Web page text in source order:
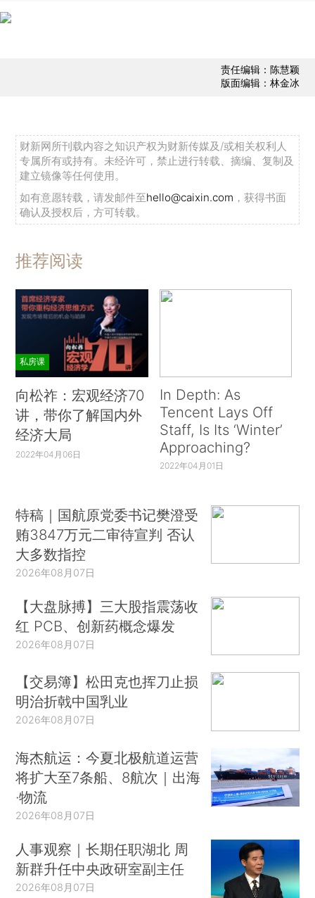
责任编辑：陈慧颖
版面编辑：林金冰
财新网所刊载内容之知识产权为财新传媒及/或相关权利人
专属所有或持有。未经许可，禁止进行转载、摘编、复制及
建立镜像等任何使用。
如有意愿转载，请发邮件至hello@caixin.com ，获得书面
确认及授权后，方可转载。
推荐阅读
私房课
向松祚：宏观经济70
讲，带你了解国内外
经济大局
2022年04月06日
In Depth: As
Tencent Lays Off
Staff, Is Its ‘Winter’
Approaching?
2022年04月01日
特稿｜国航原党委书记樊澄受
贿3847万元二审待宣判 否认
大多数指控
2026年08月07日
【大盘脉搏】三大股指震荡收
红 PCB、创新药概念爆发
2026年08月07日
【交易簿】松田克也挥刀止损
明治折戟中国乳业
2026年08月07日
海杰航运：今夏北极航道运营
将扩大至7条船、8航次｜出海
·物流
2026年08月07日
人事观察｜长期任职湖北 周
新群升任中央政研室副主任
2026年08月07日